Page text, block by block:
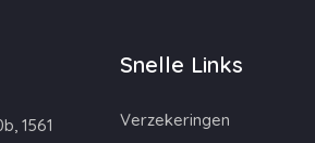
1561
Snelle Links
Verzekeringen